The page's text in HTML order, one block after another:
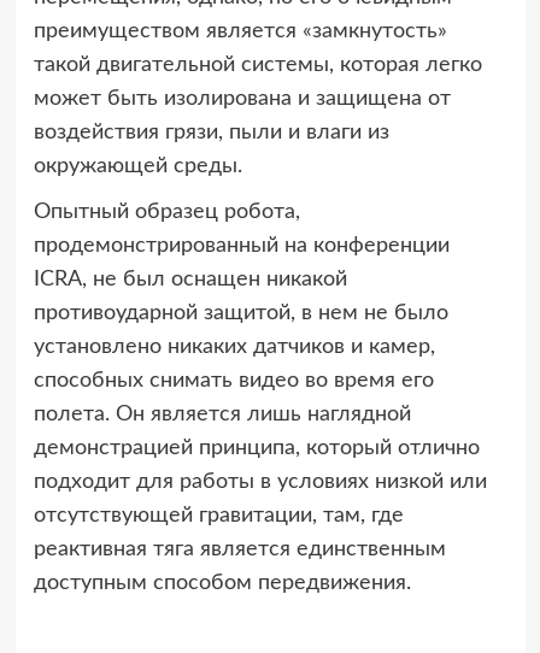
преимуществом является «замкнутость»
такой двигательной системы, которая легко
может быть изолирована и защищена от
воздействия грязи, пыли и влаги из
окружающей среды.
Опытный образец робота,
продемонстрированный на конференции
ICRA, не был оснащен никакой
противоударной защитой, в нем не было
установлено никаких датчиков и камер,
способных снимать видео во время его
полета. Он является лишь наглядной
демонстрацией принципа, который отлично
подходит для работы в условиях низкой или
отсутствующей гравитации, там, где
реактивная тяга является единственным
доступным способом передвижения.